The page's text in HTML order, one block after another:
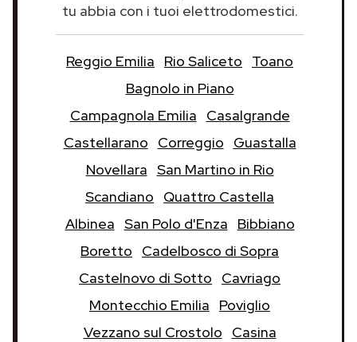
tu abbia con i tuoi elettrodomestici.
Reggio Emilia Rio Saliceto
Toano
Bagnolo in Piano
Campagnola Emilia
Casalgrande
Castellarano
Correggio
Guastalla
Novellara San Martino in Rio
Scandiano
Quattro Castella
Albinea San Polo d'Enza
Bibbiano
Boretto
Cadelbosco di Sopra
Castelnovo di Sotto
Cavriago
Montecchio Emilia
Poviglio
Vezzano sul Crostolo
Casina